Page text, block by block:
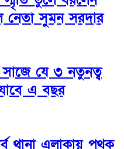
নেতা সুমন সরদার
সাজে যে ৩ নতুনত্ব
এ বছর
থানা এলাকায় পৃথক